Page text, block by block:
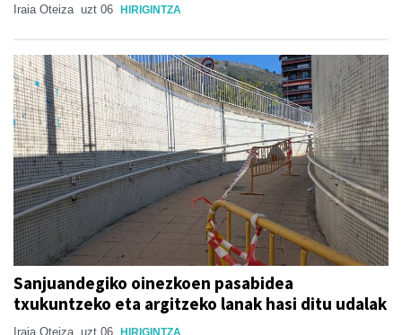
Iraia Oteiza uzt 06 HIRIGINTZA
Sanjuandegiko oinezkoen pasabidea
txukuntzeko eta argitzeko lanak hasi ditu udalak
Iraia Oteiza uzt 06 HIRIGINTZA